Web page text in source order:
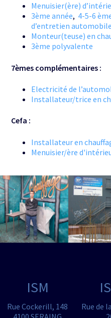
Menuisier(ère)
3ème année, 4-5-6
d’entretien automobile
Monteur(teuse) en
3ème polyvalente
7èmes complémentaires :
Electricité de
Installateur/trice en
Cefa :
Installateur en
Menuisier/ère
ISM
Rue Cockerill, 148
Rue de